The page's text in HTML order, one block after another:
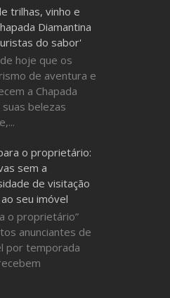
trilhas, vinho e
Diamantina
do sabor'
hoje que os
de aventura e
a Chapada
suas belezas
o proprietário:
sem a
de visitação
seu imóvel
o proprietário”
anunciantes de
por temporada